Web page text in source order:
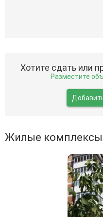
Хотите сдать или
Разместите
Жилые комплексы